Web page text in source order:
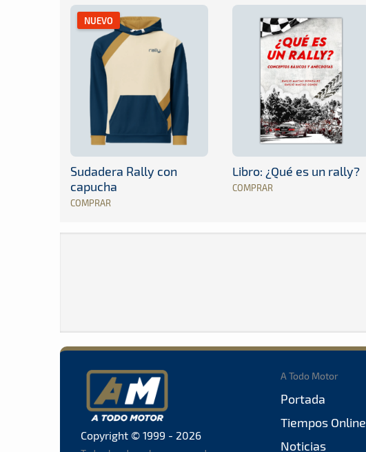
NUEVO
Sudadera Rally con
capucha
COMPRAR
Libro: ¿Qué es un rally?
COMPRAR
Copyright © 1999 - 2026
A Todo Motor
Portada
Tiempos Online
Noticias